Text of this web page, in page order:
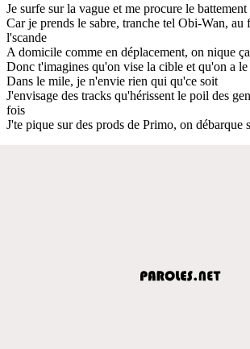
Je surfe sur la vague et me procure le battement
Car je prends le sabre, tranche tel Obi-Wan, au
l'scande
A domicile comme en déplacement, on nique
Donc t'imagines qu'on vise la cible et qu'on a le
Dans le mile, je n'envie rien qui qu'ce soit
J'envisage des tracks qu'hérissent le poil des
fois
J'te pique sur des prods de Primo, on débarque